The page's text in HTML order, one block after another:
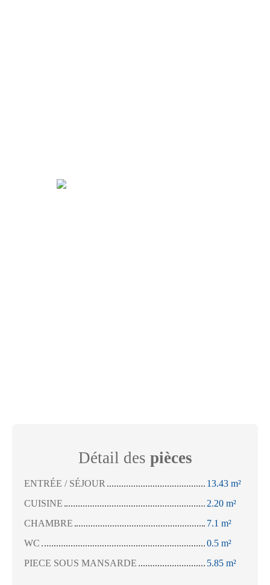
Détail des pièces
ENTRÉE / SÉJOUR
13.43 m²
CUISINE
2.20 m²
CHAMBRE
7.1 m²
WC
0.5 m²
PIECE SOUS MANSARDE
5.85 m²